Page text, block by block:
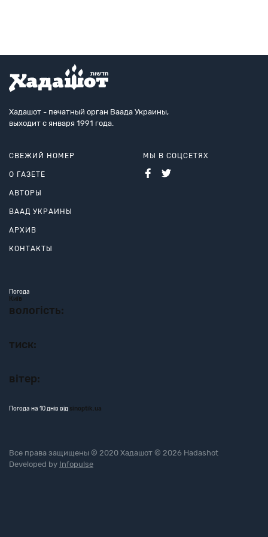
Хадашот - печатный орган Ваада Украины,
выходит с января 1991 года.
СВЕЖИЙ НОМЕР
О ГАЗЕТЕ
АВТОРЫ
ВААД УКРАИНЫ
АРХИВ
КОНТАКТЫ
МЫ В СОЦСЕТЯХ
Погода
Київ
вологість:
тиск:
вітер:
Погода на 10 днів від sinoptik.ua
Все права защищены © 2020 Хадашот © 2026 Hadashot
Developed by Infopulse